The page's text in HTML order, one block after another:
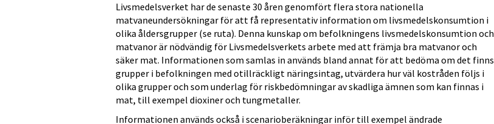
Livsmedelsverket har de senaste 30 åren genomfört flera stora nationella
matvaneundersökningar för att få representativ information om livsmedelskonsumtion i
olika åldersgrupper (se ruta). Denna kunskap om befolkningens livsmedelskonsumtion och
matvanor är nödvändig för Livsmedelsverkets arbete med att främja bra matvanor och
säker mat. Informationen som samlas in används bland annat för att bedöma om det finns
grupper i befolkningen med otillräckligt näringsintag, utvärdera hur väl kostråden följs i
olika grupper och som underlag för riskbedömningar av skadliga ämnen som kan finnas i
mat, till exempel dioxiner och tungmetaller.
Informationen används också i scenarioberäkningar inför till exempel ändrade